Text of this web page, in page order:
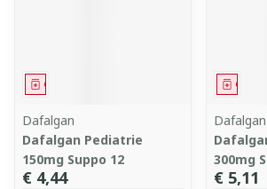
Geneesmiddel
Dafalgan
Dafalgan Pediatrie
150mg Suppo 12
€ 4,44
Dafalgan
300mg
€ 5,11